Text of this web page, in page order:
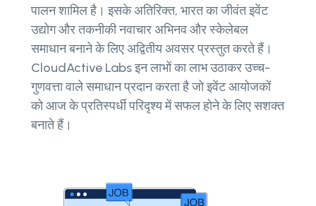
पालन शामिल है। इसके अतिरिक्त, भारत का जीवंत इवेंट
उद्योग और तकनीकी नवाचार अभिनव और स्केलेबल
समाधान बनाने के लिए अद्वितीय अवसर प्रस्तुत करते हैं।
CloudActive Labs इन लाभों का लाभ उठाकर उच्च-
गुणवत्ता वाले समाधान प्रदान करता है जो इवेंट आयोजकों
को आज के प्रतिस्पर्धी परिदृश्य में सफल होने के लिए सशक्त
बनाते हैं।